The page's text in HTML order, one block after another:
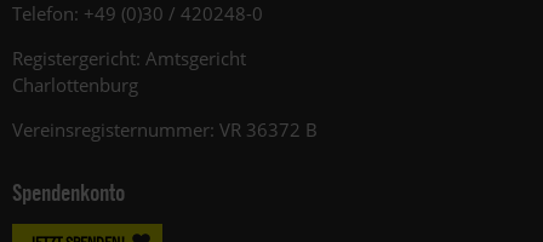
Telefon: +49 (0)30 / 420248-0
Registergericht: Amtsgericht
Charlottenburg
Vereinsregisternummer: VR 36372 B
Spendenkonto